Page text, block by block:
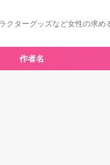
クターグッズなど女性の求め
作者名